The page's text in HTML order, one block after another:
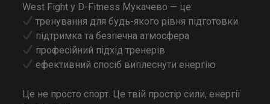
West Fight у D-Fitness Мукачево — це:
тренування для будь-якого рівня підготовки
підтримка та безпечна атмосфера
професійний підхід тренерів
ефективний спосіб виплеснути енергію
Це не просто спорт. Це твій простір сили, енергії